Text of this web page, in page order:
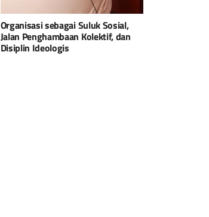
Organisasi sebagai Suluk Sosial,
Jalan Penghambaan Kolektif, dan
Disiplin Ideologis